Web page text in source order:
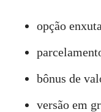
opção
bônus de
versão em